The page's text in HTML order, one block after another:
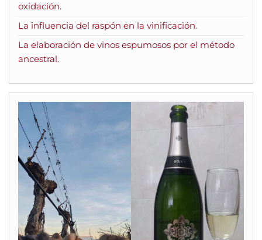
oxidación.
La influencia del raspón en la vinificación.
La elaboración de vinos espumosos por el método
ancestral.